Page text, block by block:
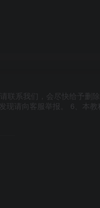
系我们，会尽快给予删
请向客服举报。 6、本教